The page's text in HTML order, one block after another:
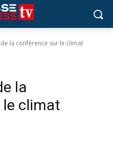
la conférence sur le climat
la
le climat